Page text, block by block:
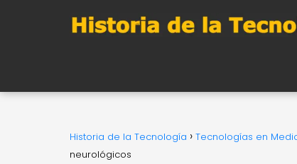
Historia de la Tecnología Tecnologías en
neurológicos